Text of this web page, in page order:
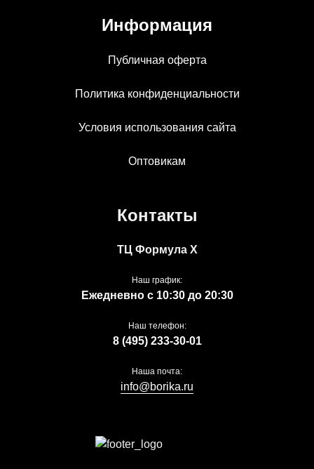
Информация
Публичная оферта
Политика конфиденциальности
Условия использования сайта
Оптовикам
Контакты
ТЦ Формула Х
Наш график:
Ежедневно с 10:30 до 20:30
Наш телефон:
8 (495) 233-30-01
Наша почта:
info@borika.ru